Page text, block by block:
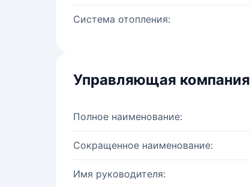
Система отопления:
Управляющая компания
Полное наименование:
Сокращенное наименование:
Имя руководителя: